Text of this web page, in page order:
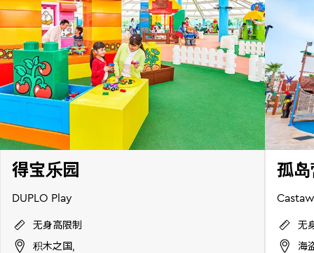
得宝乐园
DUPLO Play
无身高限制
积木之国,
孤
无
海